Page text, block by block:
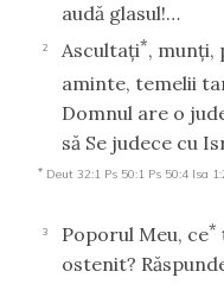
audă glasul!…
2 Ascultaţi*, munţi,
aminte, temelii
Domnul are o
să Se judece cu
* Deut 32:1 Ps 50:1 Ps 50:4 Isa
3 Poporul Meu, ce*
ostenit?